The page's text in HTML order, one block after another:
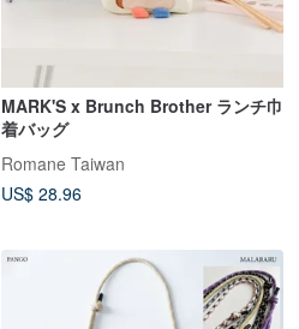
MARK'S x Brunch Brother ランチ巾
着バッグ
Romane Taiwan
US$ 28.96